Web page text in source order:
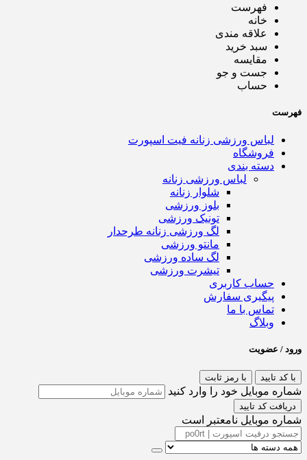
فهرست
خانه
علاقه مندی
سبد خرید
مقایسه
جست و جو
حساب
فهرست
لباس ورزشی زنانه فیت اسپورت
فروشگاه
دسته بندی
لباس ورزشی زنانه
شلوار زنانه
بلوز ورزشی
تونیک ورزشی
لگ ورزشی زنانه طرحدار
مانتو ورزشی
لگ ساده ورزشی
تیشرت ورزشی
حساب کاربری
پیگیری سفارش
تماس با ما
وبلاگ
ورود / عضویت
با کد تایید با رمز ثابت
شماره موبایل خود را وارد کنید
دریافت کد تایید
شماره موبایل نامعتبر است